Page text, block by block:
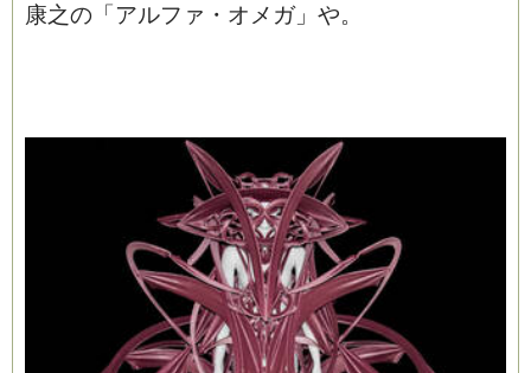
康之の「アルファ・オメガ」や。